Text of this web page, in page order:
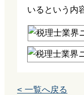
いるという内
< 一覧へ戻る